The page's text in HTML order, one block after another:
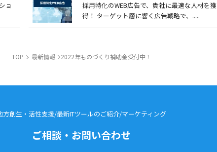
ョ
採用特化のWEB広告で、貴社に最適な人材を獲
得！ ターゲット層に響く広告戦略で、.....
TOP 最新情報 2022年ものづくり補助金受付中！
方創生・活性支援/最新ITツールのご紹介/マーケティング
ご相談・お問い合わせ